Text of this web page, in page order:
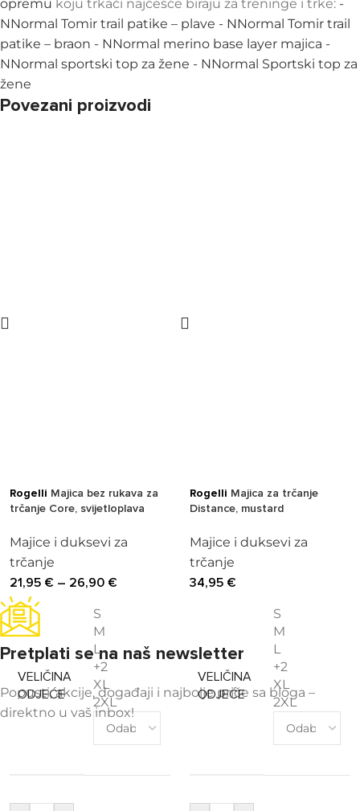
opremu koju trkači najčešće biraju za treninge i trke: -
NNormal Tomir trail patike – plave - NNormal Tomir trail
patike – braon - NNormal merino base layer majica -
NNormal sportski top za žene - NNormal Sportski top za
žene
Povezani proizvodi
Rogelli Majica bez rukava za
trčanje Core, svijetloplava
Majice i duksevi za
trčanje
21,95 € – 26,90 €
VELIČINA
ODJEĆE
S
M
L
+2
XL
2XL
Rogelli Majica za trčanje
Distance, mustard
Majice i duksevi za
trčanje
34,95 €
VELIČINA
ODJEĆE
S
M
L
+2
XL
2XL
Pretplati se na naš newsletter
Popusti, akcije, događaji i najbolje priče sa bloga –
direktno u vaš inbox!